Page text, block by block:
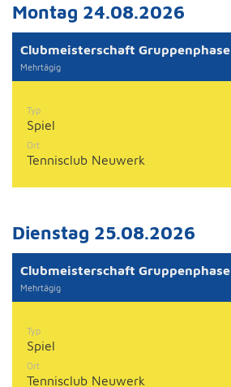
Montag 24.08.2026
Clubmeisterschaft Gruppenphase
Mehrtägig
Typ
Spiel
Ort
Tennisclub Neuwerk
Dienstag 25.08.2026
Clubmeisterschaft Gruppenphase
Mehrtägig
Typ
Spiel
Ort
Tennisclub Neuwerk